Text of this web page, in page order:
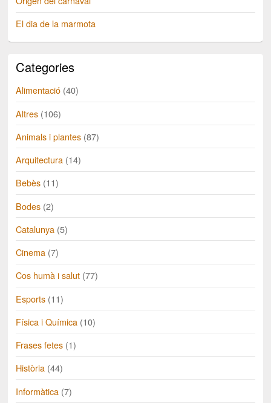
El dia de la marmota
Categories
Alimentació (40)
Altres (106)
Animals i plantes (87)
Arquitectura (14)
Bebès (11)
Bodes (2)
Catalunya (5)
Cinema (7)
Cos humà i salut (77)
Esports (11)
Física i Química (10)
Frases fetes (1)
Història (44)
Informàtica (7)